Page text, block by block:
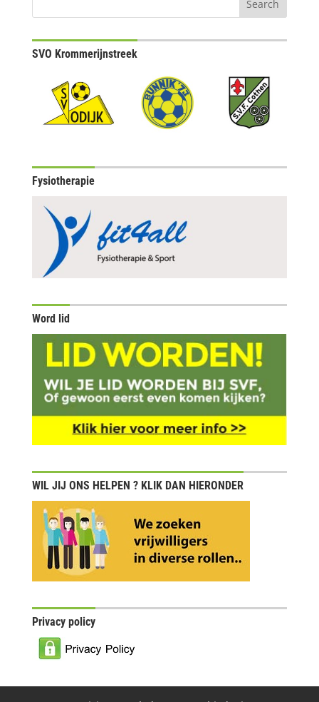
SVO Krommerijnstreek
Fysiotherapie
Word lid
WIL JIJ ONS HELPEN ? KLIK DAN HIERONDER
Privacy policy